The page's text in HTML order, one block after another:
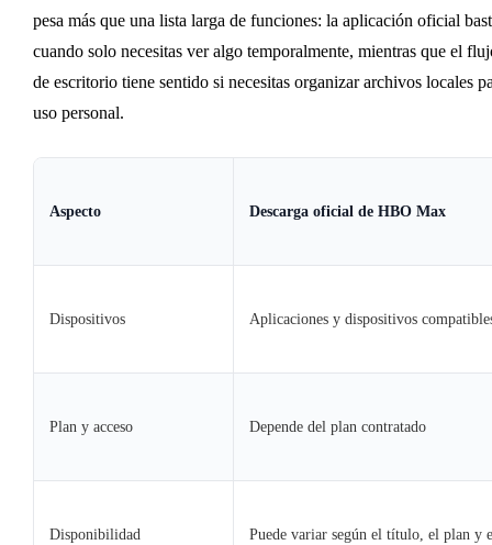
pesa más que una lista larga de funciones: la aplicación oficial
cuando solo necesitas ver algo temporalmente, mientras que el
de escritorio tiene sentido si necesitas organizar archivos locales
uso personal.
Aspecto Descarga oficial de HBO Max
Dispositivos Aplicaciones y dispositivos
Plan y acceso Depende del plan contratado
Disponibilidad Puede variar según el título, el plan y